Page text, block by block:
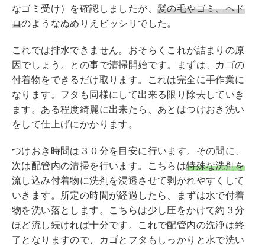
なゴミ受け）を確認しましたが、 髪の毛やゴミ、ヘド
ロのようなぬめりえビッシリでした。
これでは排水できません。おそらくこれが詰まりの原
因でしょう。との事で清掃開始です。まずは、カゴの
付着物をできるだけ取ります。これは完全に手作業に
なります。フタも同様にして出来る限り除去していき
ます。ある程度綺麗に出来たら、あとはつけおき洗い
をして仕上げにかかります。
つけおき時間は３０分を目安に行います。その間に、
次は配管内の清掃を行います。こちらは特殊な洗剤を
流し込み付着物に洗剤を浸透させて剥がれやすくして
いきます。所定の時間が経過したら、まずは水で付着
物を洗い落とします。こちらは少し圧をかけて約３分
ほど流し続ければ十分です。これで配管内の洗浄は終
了となりますので、カゴとフタもしっかりと水で洗い